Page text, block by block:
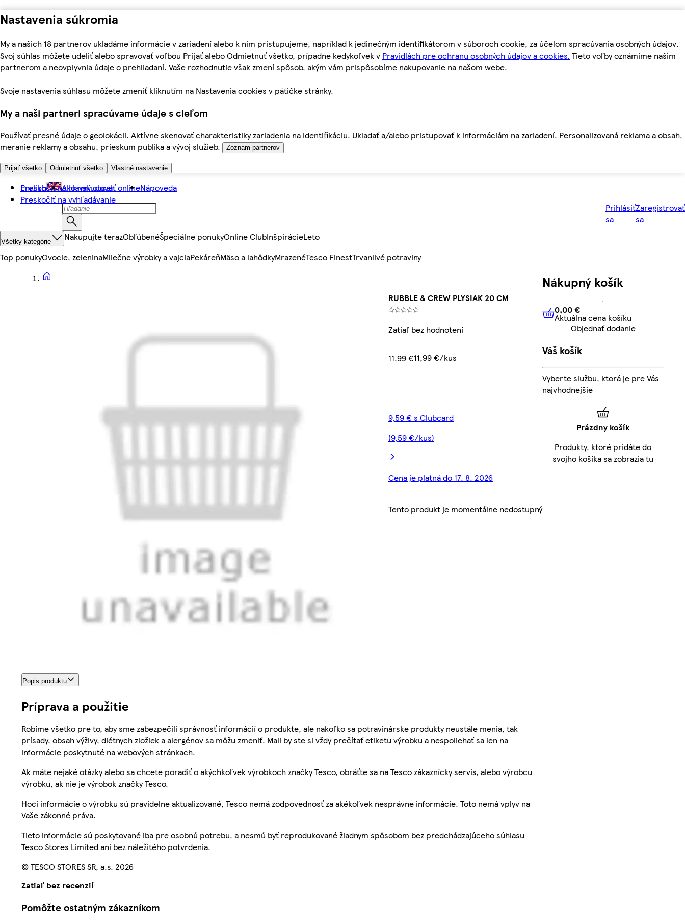
Nastavenia súkromia
My a našich 18 partnerov ukladáme informácie v zariadení alebo k nim pristupujeme, napríklad k jedinečným identifikátorom v súboroch cookie, za účelom spracúvania osobných údajov.
Svoj súhlas môžete udeliť alebo spravovať voľbou Prijať alebo Odmietnuť všetko, prípadne kedykoľvek v Pravidlách pre ochranu osobných údajov a cookies. Tieto voľby oznámime našim
partnerom a neovplyvnia údaje o prehliadaní. Vaše rozhodnutie však zmení spôsob, akým vám prispôsobíme nakupovanie na našom webe.
Svoje nastavenia súhlasu môžete zmeniť kliknutím na Nastavenia cookies v pätičke stránky.
My a naši partneri spracúvame údaje s cieľom
Používať presné údaje o geolokácii. Aktívne skenovať charakteristiky zariadenia na identifikáciu. Ukladať a/alebo pristupovať k informáciám na zariadení. Personalizovaná reklama a obsah,
meranie reklamy a obsahu, prieskum publika a vývoj služieb.
Zoznam partnerov
Prijať všetko Odmietnuť všetko Vlastné nastavenie
Preskočiť na hlavný obsah
Preskočiť na vyhľadávanie
English Ako nakupovať onlineNápoveda
Prihlásiť
sa
Zaregistrovať
sa
Všetky kategórie Nakupujte terazObľúbenéŠpeciálne ponukyOnline ClubInšpirácieLeto
Top ponukyOvocie, zeleninaMliečne výrobky a vajciaPekáreňMäso a lahôdkyMrazenéTesco FinestTrvanlivé potraviny
RUBBLE & CREW PLYSIAK 20 CM
Zatiaľ bez hodnotení
11,99 €11,99 €/kus
9,59 € s Clubcard
(9,59 €/kus)
Cena je platná do 17. 8. 2026
Tento produkt je momentálne nedostupný
Popis produktu
Príprava a použitie
Robíme všetko pre to, aby sme zabezpečili správnosť informácií o produkte, ale nakoľko sa potravinárske produkty neustále menia, tak
prísady, obsah výživy, diétnych zložiek a alergénov sa môžu zmeniť. Mali by ste si vždy prečítať etiketu výrobku a nespoliehať sa len na
informácie poskytnuté na webových stránkach.
Ak máte nejaké otázky alebo sa chcete poradiť o akýchkoľvek výrobkoch značky Tesco, obráťte sa na Tesco zákaznícky servis, alebo výrobcu
výrobku, ak nie je výrobok značky Tesco.
Hoci informácie o výrobku sú pravidelne aktualizované, Tesco nemá zodpovednosť za akékoľvek nesprávne informácie. Toto nemá vplyv na
Vaše zákonné práva.
Tieto informácie sú poskytované iba pre osobnú potrebu, a nesmú byť reprodukované žiadnym spôsobom bez predchádzajúceho súhlasu
Tesco Stores Limited ani bez náležitého potvrdenia.
© TESCO STORES SR, a.s. 2026
Zatiaľ bez recenzií
Pomôžte ostatným zákazníkom
Nákupný košík
0,00 € Aktuálna cena košíku
0,00 €
Aktuálna cena košíku
Objednať dodanie
Váš košík
Vyberte službu, ktorá je pre Vás
najvhodnejšie
Prázdny košík
Produkty, ktoré pridáte do
svojho košíka sa zobrazia tu